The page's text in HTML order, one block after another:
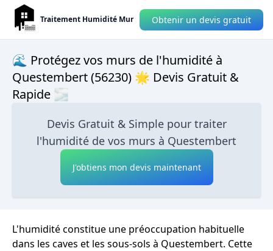
Traitement Humidité Mur Obtenir un devis gratuit
🌊 Protégez vos murs de l'humidité à
Questembert (56230) 🌟 Devis Gratuit &
Rapide 🌫
Devis Gratuit & Simple pour traiter
l'humidité de vos murs à Questembert
J'obtiens mon devis maintenant
L'humidité constitue une préoccupation habituelle
dans les caves et les sous-sols à Questembert. Cette